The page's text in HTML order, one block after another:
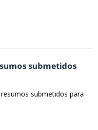
submetidos
submetidos para